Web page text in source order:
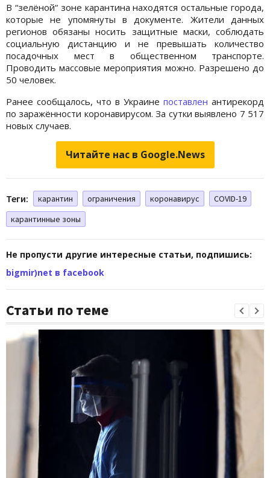
В “зелёной“ зоне карантина находятся остальные города,
которые не упомянуты в документе. Жители данных
регионов обязаны носить защитные маски, соблюдать
социальную дистанцию и не превышать количество
посадочных мест в общественном транспорте.
Проводить массовые мероприятия можно. Разрешено до
50 человек.
Ранее сообщалось, что в Украине поставлен антирекорд
по заражённости коронавирусом. За сутки выявлено 7 517
новых случаев.
Читайте нас в Google.News
Теги: карантин ограничения коронавирус
COVID-19
карантинные зоны
Не пропусти другие интересные статьи, подпишись:
bigmir)net в facebook
Статьи по теме